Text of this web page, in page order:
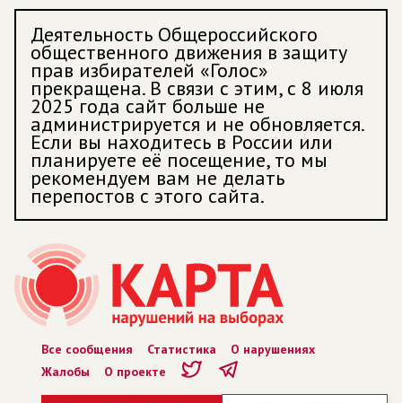
Деятельность Общероссийского
общественного движения в защиту
прав избирателей «Голос»
прекращена. В связи с этим, с 8 июля
2025 года сайт больше не
администрируется и не обновляется.
Если вы находитесь в России или
планируете её посещение, то мы
рекомендуем вам не делать
перепостов с этого сайта.
Все сообщения Статистика
О нарушениях
Жалобы
О проекте